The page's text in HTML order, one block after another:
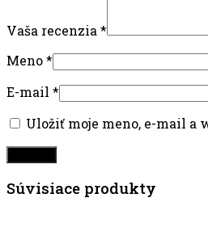
Vaša recenzia *
Meno*
E-mail *
Uložiť moje meno, e-mail a
Súvisiace produkty